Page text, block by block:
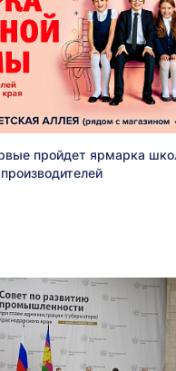
пройдет ярмарка